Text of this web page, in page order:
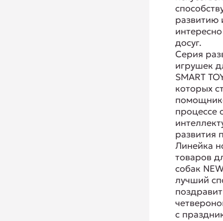
развитию
досуг.
Серия
игрушек
SMART
которых
процессе
развития
Линейка
товаров
собак
лучший
с